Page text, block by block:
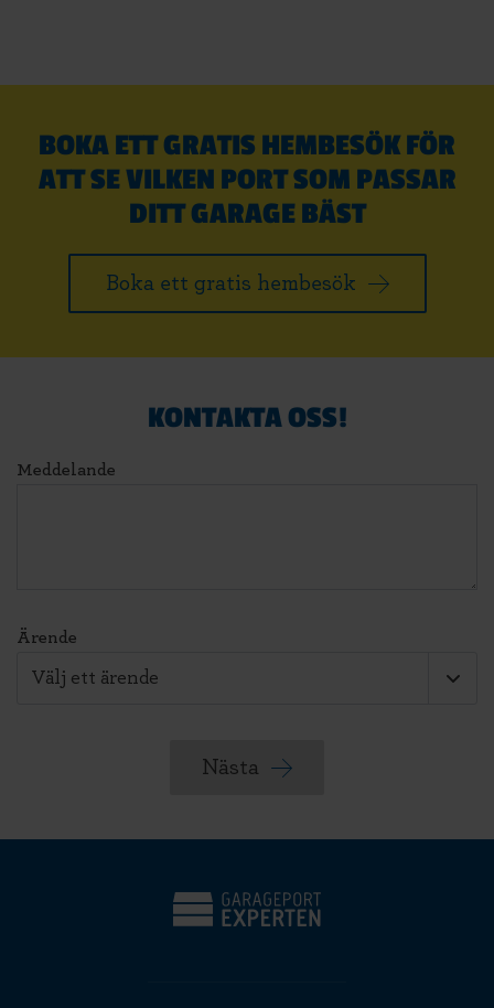
BOKA ETT GRATIS HEMBESÖK FÖR
ATT SE VILKEN PORT SOM PASSAR
DITT GARAGE BÄST
Boka ett gratis hembesök
KONTAKTA OSS!
Meddelande
Ärende
Nästa